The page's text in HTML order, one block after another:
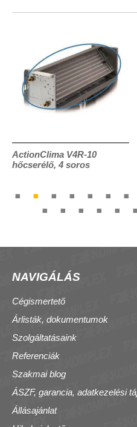
ActionClima V4R-10
hőcserélő, 4 soros
NAVIGÁLÁS
Cégismertető
Árlisták, dokumentumok
Szolgáltatásaink
Referenciák
Szakmai blog
ÁSZF, garancia, adatkezelési
Állásajánlat